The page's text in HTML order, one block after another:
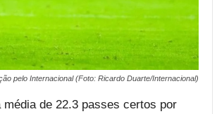
pelo Internacional (Foto: Ricardo Duarte/Internacional)
de 22.3 passes certos por